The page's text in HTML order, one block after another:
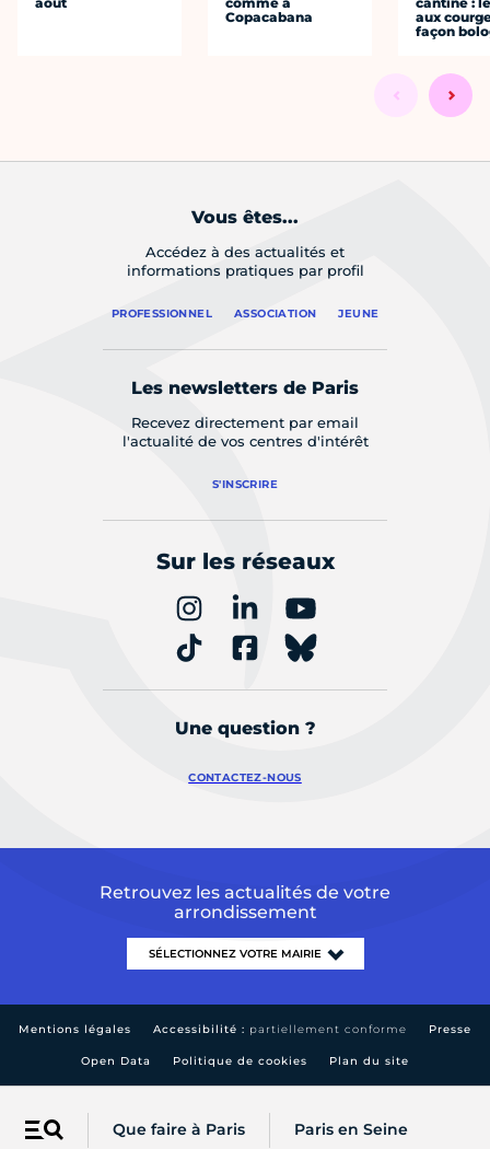
Menu Que faire à Paris Paris en Seine
Copacabana
aux
façon
Vous êtes...
Accédez à des actualités et
informations pratiques par profil
PROFESSIONNEL ASSOCIATION JEUNE
Les newsletters de Paris
Recevez directement par email
l'actualité de vos centres d'intérêt
S'INSCRIRE
Sur les réseaux
Une question ?
CONTACTEZ-NOUS
Retrouvez les actualités de votre
arrondissement
Mentions légales Accessibilité : partiellement conforme Presse
Open Data Politique de cookies Plan du site